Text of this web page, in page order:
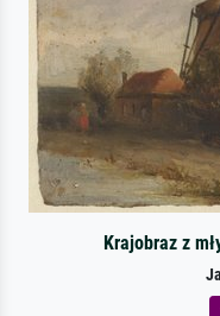
Krajobraz z